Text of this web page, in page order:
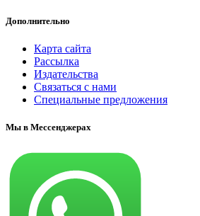
Дополнительно
Карта сайта
Рассылка
Издательства
Связаться с нами
Специальные предложения
Мы в Мессенджерах